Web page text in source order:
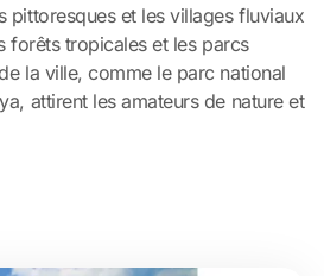
pittoresques et les villages fluviaux
forêts tropicales et les parcs
la ville, comme le parc national
attirent les amateurs de nature et